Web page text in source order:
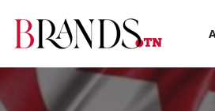
contenu